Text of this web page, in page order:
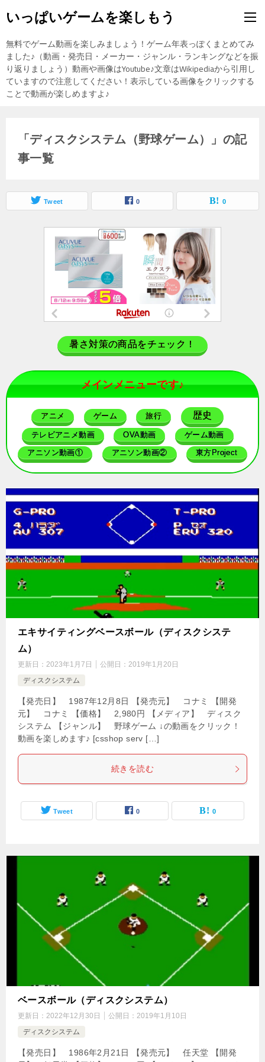
いっぱいゲームを楽しもう
無料でゲーム動画を楽しみましょう！ゲーム年表っぽくまとめてみ
ました♪（動画・発売日・メーカー・ジャンル・ランキングなどを振
り返りましょう）動画や画像はYoutube♪文章はWikipediaから引用し
ていますので注意してください！表示している画像をクリックする
ことで動画が楽しめますよ♪
「ディスクシステム（野球ゲーム）」の記
事一覧
Tweet 0 0
暑さ対策の商品をチェック！
メインメニューです♪
アニメ ゲーム 旅行 歴史
テレビアニメ動画 OVA動画 ゲーム動画
アニソン動画① アニソン動画② 東方Project
エキサイティングベースボール（ディスクシステ
ム）
更新日： 2023年1月7日 公開日： 2019年1月20日
ディスクシステム
【発売日】 1987年12月8日 【発売元】 コナミ 【開発
元】 コナミ 【価格】 2,980円 【メディア】 ディスク
システム 【ジャンル】 野球ゲーム ↓の動画をクリック！
動画を楽しめます♪ [csshop serv […]
続きを読む
Tweet 0 0
ベースボール（ディスクシステム）
更新日： 2022年12月30日 公開日： 2019年1月10日
ディスクシステム
【発売日】 1986年2月21日 【発売元】 任天堂 【開発